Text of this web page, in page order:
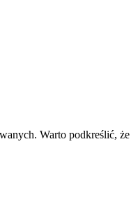
Warto podkreślić, że